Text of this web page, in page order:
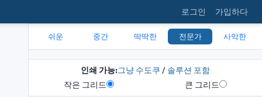
로그인 가입하다
쉬운 중간 딱딱한 전문가 사악한
인쇄 가능:그냥 수도쿠 / 솔루션 포함
작은 그리드
큰 그리드